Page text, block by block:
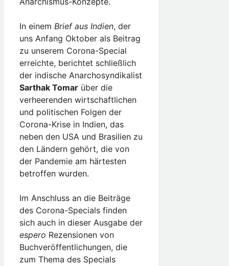
In einem Brief aus Indien, der
uns Anfang Oktober als Beitrag
zu unserem Corona-Special
erreichte, berichtet schließlich
der indische Anarchosyndikalist
Sarthak Tomar über die
verheerenden wirtschaftlichen
und politischen Folgen der
Corona-Krise in Indien, das
neben den USA und Brasilien zu
den Ländern gehört, die von
der Pandemie am härtesten
betroffen wurden.
Im Anschluss an die Beiträge
des Corona-Specials finden
sich auch in dieser Ausgabe der
espero Rezensionen von
Buchveröffentlichungen, die
zum Thema des Specials